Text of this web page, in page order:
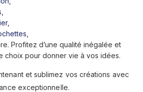
,
Profitez d’une qualité inégalée et
choix pour donner vie à vos idées.
et sublimez vos créations avec
exceptionnelle.